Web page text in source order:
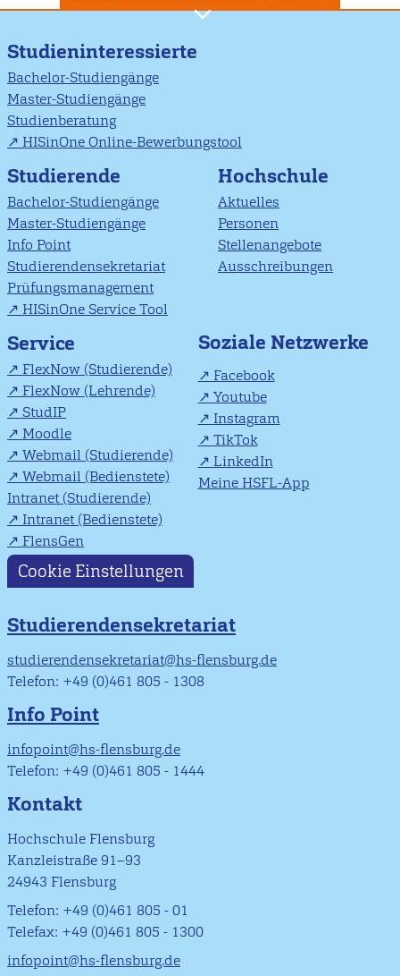
Studieninteressierte
Bachelor-Studiengänge
Master-Studiengänge
Studienberatung
HISinOne Online-Bewerbungstool
Studierende
Bachelor-Studiengänge
Master-Studiengänge
Info Point
Studierendensekretariat
Prüfungsmanagement
HISinOne Service Tool
Hochschule
Aktuelles
Personen
Stellenangebote
Ausschreibungen
Service
FlexNow (Studierende)
FlexNow (Lehrende)
StudIP
Moodle
Webmail (Studierende)
Webmail (Bedienstete)
Intranet (Studierende)
Intranet (Bedienstete)
FlensGen
Soziale Netzwerke
Facebook
Youtube
Instagram
TikTok
LinkedIn
Meine HSFL-App
Cookie Einstellungen
Studierendensekretariat
studierendensekretariat@hs-flensburg.de
Telefon: +49 (0)461 805 - 1308
Info Point
infopoint@hs-flensburg.de
Telefon: +49 (0)461 805 - 1444
Kontakt
Hochschule Flensburg
Kanzleistraße 91–93
24943 Flensburg
Telefon: +49 (0)461 805 - 01
Telefax: +49 (0)461 805 - 1300
infopoint@hs-flensburg.de